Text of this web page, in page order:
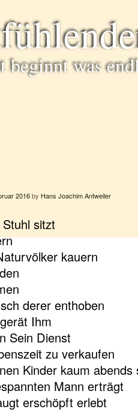
beginnt was
2016by Hans Joachim Antweiler
sitzt
kauern
derer enthoben
Ihm
Sein Dienst
zu verkaufen
Kinder kaum abends
Mann erträgt
erschöpft erlebt